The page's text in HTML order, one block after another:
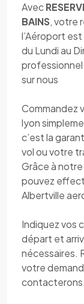
Avec
BAINS, votre
l’Aéroport
du Lundi au
sur nous
Commandez
lyon
c’est la
vol ou votre
Grâce à
pouvez
Albertville
Indiquez vos
départ et
nécessaires.
votre
contacterons.